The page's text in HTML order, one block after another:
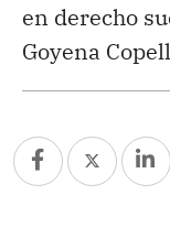
en derecho
Goyena